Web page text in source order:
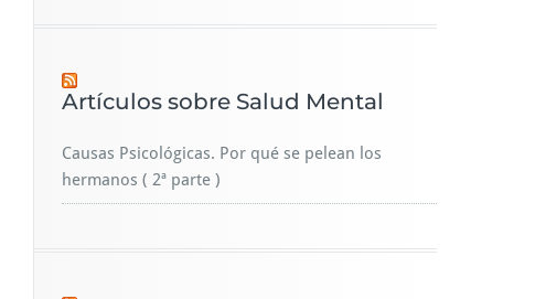
Artículos sobre Salud Mental
Causas Psicológicas. Por qué se pelean los
hermanos ( 2ª parte )